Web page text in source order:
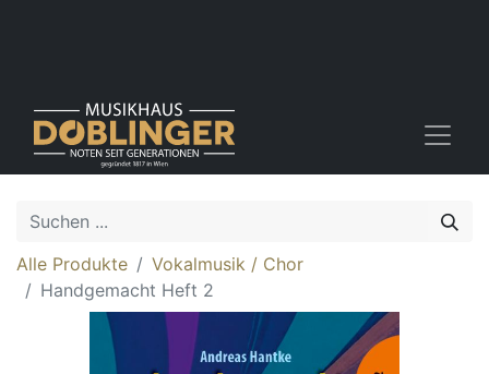
Alle Produkte
Vokalmusik / Chor
Handgemacht Heft 2